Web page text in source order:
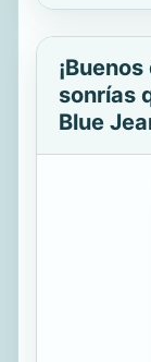
sonrías
Blue